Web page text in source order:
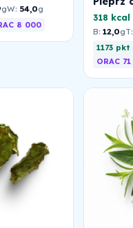
gW: 54,0g
8 000
318
B:12,0g
1173 pkt
ORAC